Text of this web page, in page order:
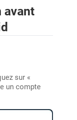
avant
sur «
un compte